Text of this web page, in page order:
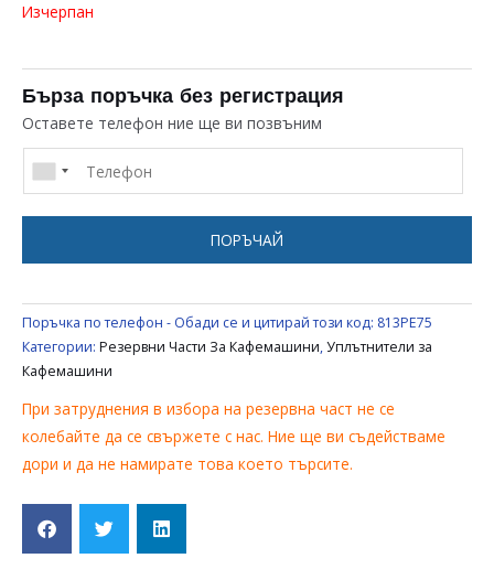
Изчерпан
Бърза поръчка без регистрация
Оставете телефон ние ще ви позвъним
ПОРЪЧАЙ
Поръчка по телефон - Обади се и цитирай този код: 813PE75
Категории: Резервни Части За Кафемашини,Уплътнители за
Кафемашини
При затруднения в избора на резервна част не се
колебайте да се свържете с нас. Ние ще ви съдействаме
дори и да не намирате това което търсите.